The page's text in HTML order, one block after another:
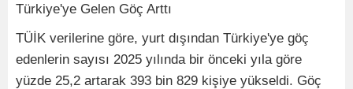
Türkiye'ye Gelen Göç Arttı
TÜİK verilerine göre, yurt dışından Türkiye'ye göç
edenlerin sayısı 2025 yılında bir önceki yıla göre
yüzde 25,2 artarak 393 bin 829 kişiye yükseldi. Göç